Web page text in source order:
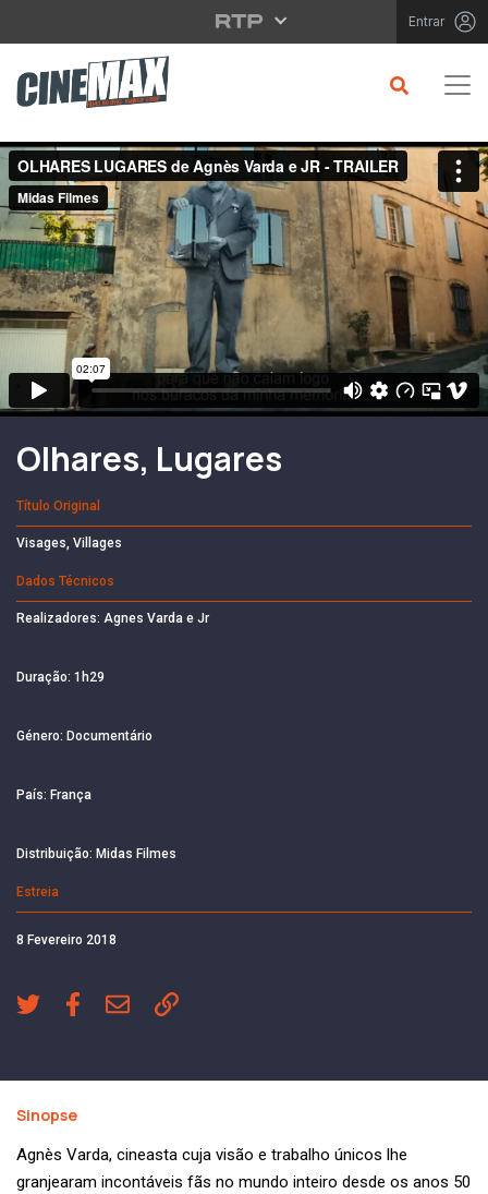
Saltar para o conteúdo principal Entrar
Filme em Cartaz
Olhares, Lugares
Título Original
Visages, Villages
Dados Técnicos
Realizadores: Agnes Varda e Jr
Duração: 1h29
Género: Documentário
País: França
Distribuição: Midas Filmes
Estreia
8 Fevereiro 2018
Sinopse
Agnès Varda, cineasta cuja visão e trabalho únicos lhe
granjearam incontáveis fãs no mundo inteiro desde os anos 50